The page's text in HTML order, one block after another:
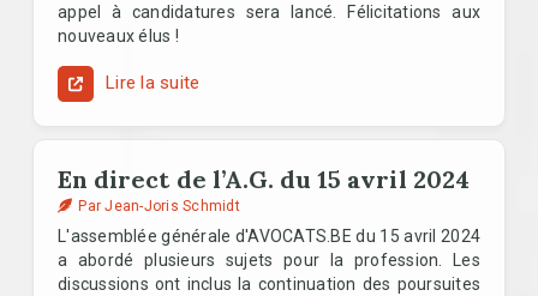
appel à candidatures sera lancé. Félicitations aux
nouveaux élus !
Lire la suite
En direct de l’A.G. du 15 avril 2024
Par Jean-Joris Schmidt
L'assemblée générale d'AVOCATS.BE du 15 avril 2024
a abordé plusieurs sujets pour la profession. Les
discussions ont inclus la continuation des poursuites